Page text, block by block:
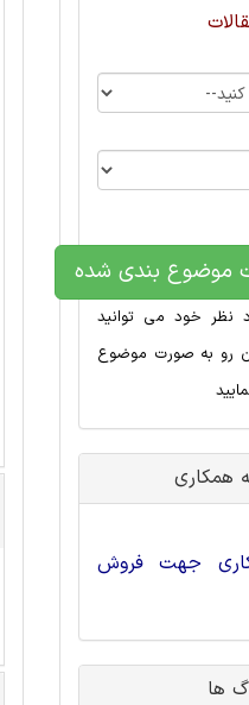
موضوع بندی شده
نظر خود می توانید
رو به صورت موضوع
همکاری
جهت فروش
ها